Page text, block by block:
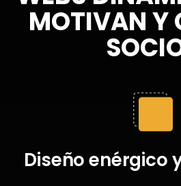
MOTIVAN Y
Diseño enérgico